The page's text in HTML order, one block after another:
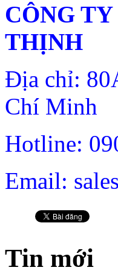
CÔNG
THỊNH
Địa chỉ:
Chí Minh
Hotline:
Email:
Tin mới